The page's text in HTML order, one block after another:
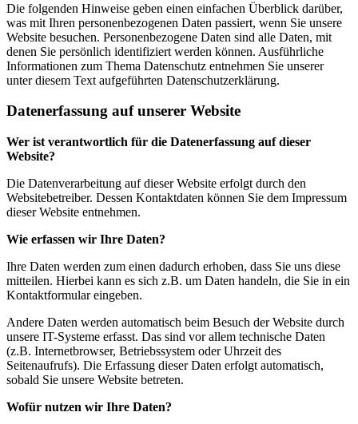
Die folgenden Hinweise geben einen einfachen Überblick darüber,
was mit Ihren personenbezogenen Daten passiert, wenn Sie unsere
Website besuchen. Personenbezogene Daten sind alle Daten, mit
denen Sie persönlich identifiziert werden können. Ausführliche
Informationen zum Thema Datenschutz entnehmen Sie unserer
unter diesem Text aufgeführten Datenschutzerklärung.
Datenerfassung auf unserer Website
Wer ist verantwortlich für die Datenerfassung auf dieser
Website?
Die Datenverarbeitung auf dieser Website erfolgt durch den
Websitebetreiber. Dessen Kontaktdaten können Sie dem Impressum
dieser Website entnehmen.
Wie erfassen wir Ihre Daten?
Ihre Daten werden zum einen dadurch erhoben, dass Sie uns diese
mitteilen. Hierbei kann es sich z.B. um Daten handeln, die Sie in ein
Kontaktformular eingeben.
Andere Daten werden automatisch beim Besuch der Website durch
unsere IT-Systeme erfasst. Das sind vor allem technische Daten
(z.B. Internetbrowser, Betriebssystem oder Uhrzeit des
Seitenaufrufs). Die Erfassung dieser Daten erfolgt automatisch,
sobald Sie unsere Website betreten.
Wofür nutzen wir Ihre Daten?